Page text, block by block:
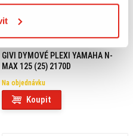
GIVI DYMOVÉ PLEXI YAMAHA N-
MAX 125 (25) 2170D
Na objednávku
Koupit